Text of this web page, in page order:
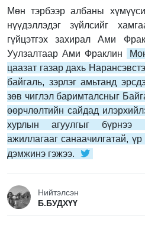
Мөн тэрбээр албаны
нүүдэллэдэг зүйлсийг
гүйцэтгэх захирал Ами
Уулзалтаар Ами Фраклин
цаазат газар дахь
байгаль, зэрлэг амьтанд
зөв чиглэл баримталсныг
өөрчлөлтийн сайдад
хурлын агуулгыг
ажиллагааг санаачилгатай,
дэмжинэ гэжээ.
Нийтэлсэн
Б.БУДХҮҮ